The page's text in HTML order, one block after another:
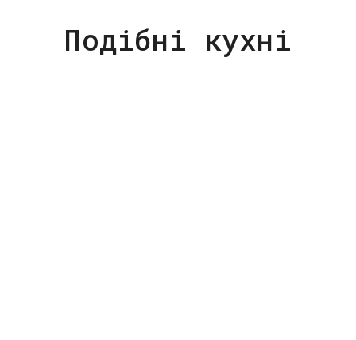
Подібні кухні